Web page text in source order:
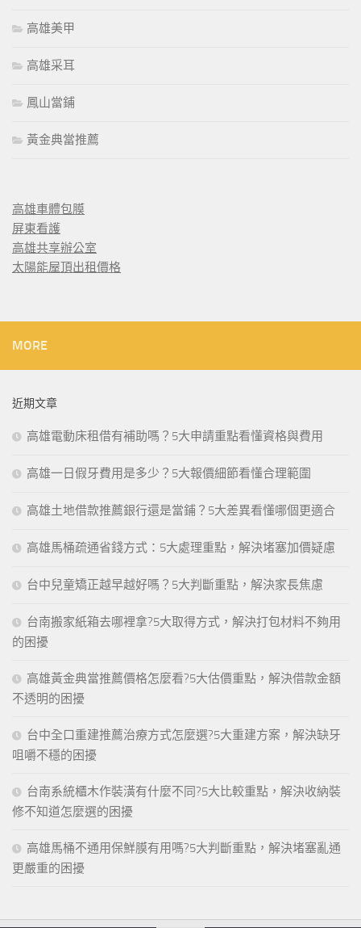
高雄美甲
高雄采耳
鳳山當鋪
黃金典當推薦
高雄車體包膜
屏東看護
高雄共享辦公室
太陽能屋頂出租價格
MORE
近期文章
高雄電動床租借有補助嗎？5大申請重點看懂資格與費用
高雄一日假牙費用是多少？5大報價細節看懂合理範圍
高雄土地借款推薦銀行還是當鋪？5大差異看懂哪個更適合
高雄馬桶疏通省錢方式：5大處理重點，解決堵塞加價疑慮
台中兒童矯正越早越好嗎？5大判斷重點，解決家長焦慮
台南搬家紙箱去哪裡拿?5大取得方式，解決打包材料不夠用
的困擾
高雄黃金典當推薦價格怎麼看?5大估價重點，解決借款金額
不透明的困擾
台中全口重建推薦治療方式怎麼選?5大重建方案，解決缺牙
咀嚼不穩的困擾
台南系統櫃木作裝潢有什麼不同?5大比較重點，解決收納裝
修不知道怎麼選的困擾
高雄馬桶不通用保鮮膜有用嗎?5大判斷重點，解決堵塞亂通
更嚴重的困擾